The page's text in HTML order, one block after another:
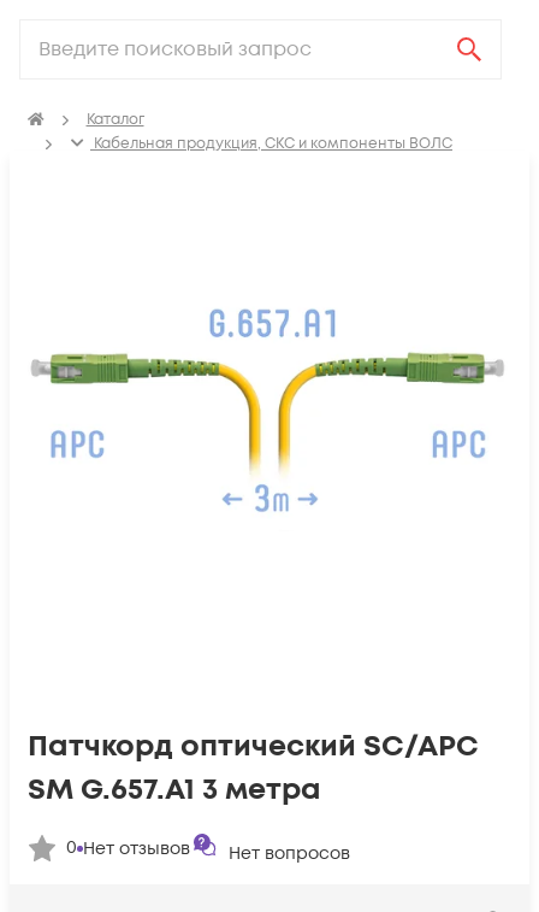
Каталог
Кабельная продукция, СКС и компоненты ВОЛС
Патчкорд оптический SC/APC
SM G.657.A1 3 метра
0 Нет отзывов Нет вопросов